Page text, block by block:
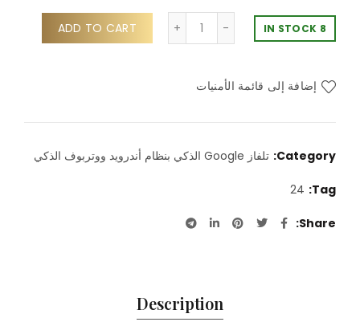
8 IN STOCK
ADD TO CART
إضافة إلى قائمة الأمنيات
Category: تلفاز Google الذكي بنظام أندرويد ووتربوف الذكي
Tag:
24
Share
Description